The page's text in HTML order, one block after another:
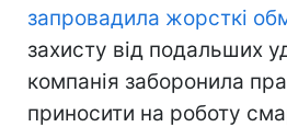
запровадила жорсткі
захисту від подальших
компанія заборонила
приносити на роботу